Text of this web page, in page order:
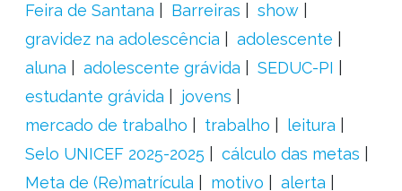
Feira de Santana
Barreiras
show
gravidez na adolescência
adolescente
aluna
adolescente grávida
SEDUC-PI
estudante grávida
jovens
mercado de trabalho
trabalho
leitura
Selo UNICEF 2025-2025
cálculo das metas
Meta de (Re)matrícula
motivo
alerta